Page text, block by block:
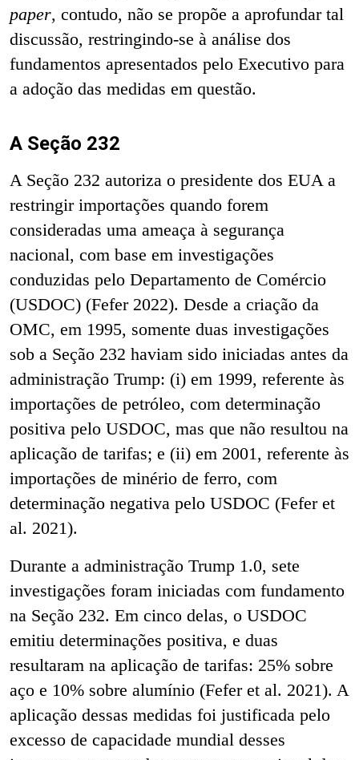
paper, contudo, não se propõe a aprofundar tal
discussão, restringindo-se à análise dos
fundamentos apresentados pelo Executivo para
a adoção das medidas em questão.
A Seção 232
A Seção 232 autoriza o presidente dos EUA a
restringir importações quando forem
consideradas uma ameaça à segurança
nacional, com base em investigações
conduzidas pelo Departamento de Comércio
(USDOC) (Fefer 2022). Desde a criação da
OMC, em 1995, somente duas investigações
sob a Seção 232 haviam sido iniciadas antes da
administração Trump: (i) em 1999, referente às
importações de petróleo, com determinação
positiva pelo USDOC, mas que não resultou na
aplicação de tarifas; e (ii) em 2001, referente às
importações de minério de ferro, com
determinação negativa pelo USDOC (Fefer et
al. 2021).
Durante a administração Trump 1.0, sete
investigações foram iniciadas com fundamento
na Seção 232. Em cinco delas, o USDOC
emitiu determinações positiva, e duas
resultaram na aplicação de tarifas: 25% sobre
aço e 10% sobre alumínio (Fefer et al. 2021). A
aplicação dessas medidas foi justificada pelo
excesso de capacidade mundial desses